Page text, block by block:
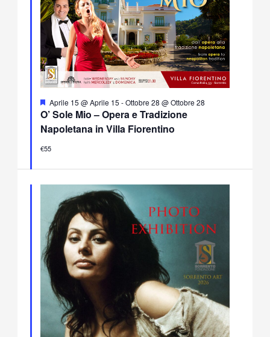
O’ Sole Mio – Opera e Tradizione
Napoletana in Villa Fiorentino
Segnalati
Aprile 15 @ Aprile 15 -Ottobre 28 @ Ottobre 28
€55